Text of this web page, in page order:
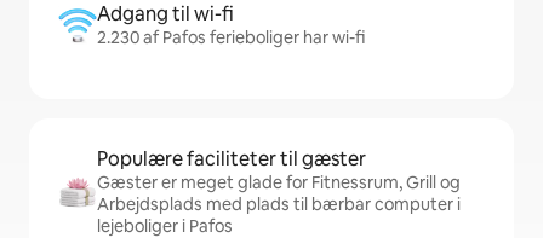
Adgang til wi-fi
2.230 af Pafos ferieboliger har wi-fi
Populære faciliteter til gæster
Gæster er meget glade for Fitnessrum, Grill og
Arbejdsplads med plads til bærbar computer i
lejeboliger i Pafos